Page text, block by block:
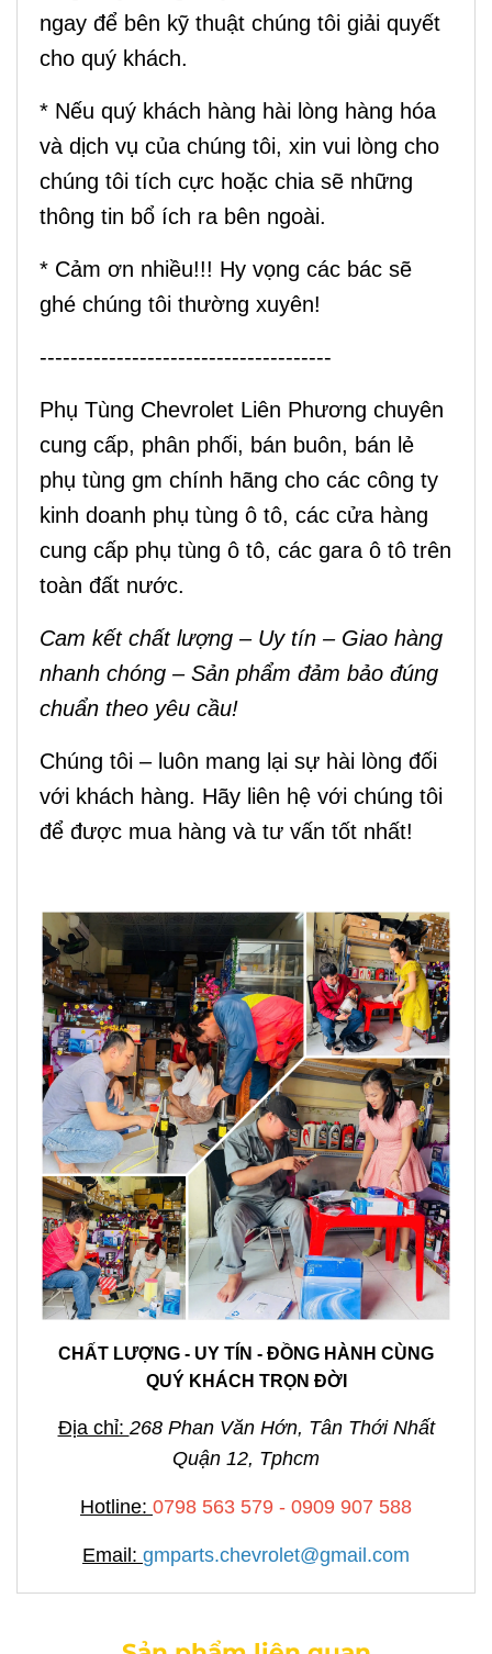
ngay để bên kỹ thuật chúng tôi giải quyết
cho quý khách.
* Nếu quý khách hàng hài lòng hàng hóa
và dịch vụ của chúng tôi, xin vui lòng cho
chúng tôi tích cực hoặc chia sẽ những
thông tin bổ ích ra bên ngoài.
* Cảm ơn nhiều!!! Hy vọng các bác sẽ
ghé chúng tôi thường xuyên!
--------------------------------------
Phụ Tùng Chevrolet Liên Phương chuyên
cung cấp, phân phối, bán buôn, bán lẻ
phụ tùng gm chính hãng cho các công ty
kinh doanh phụ tùng ô tô, các cửa hàng
cung cấp phụ tùng ô tô, các gara ô tô trên
toàn đất nước.
Cam kết chất lượng – Uy tín – Giao hàng
nhanh chóng – Sản phẩm đảm bảo đúng
chuẩn theo yêu cầu!
Chúng tôi – luôn mang lại sự hài lòng đối
với khách hàng. Hãy liên hệ với chúng tôi
để được mua hàng và tư vấn tốt nhất!
CHẤT LƯỢNG - UY TÍN - ĐỒNG HÀNH CÙNG
QUÝ KHÁCH TRỌN ĐỜI
Địa chỉ: 268 Phan Văn Hớn, Tân Thới Nhất
Quận 12, Tphcm
Hotline: 0798 563 579 - 0909 907 588
Email: gmparts.chevrolet@gmail.com